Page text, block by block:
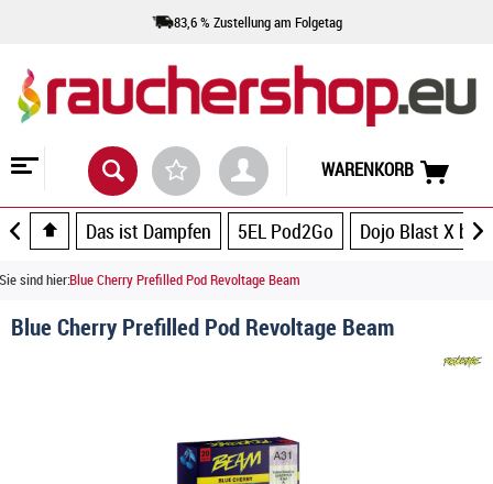
83,6 % Zustellung am Folgetag
WARENKORB
Das ist Dampfen 5EL Pod2Go Dojo Blast X by
Sie sind hier:Blue Cherry Prefilled Pod Revoltage Beam
Blue Cherry Prefilled Pod Revoltage Beam